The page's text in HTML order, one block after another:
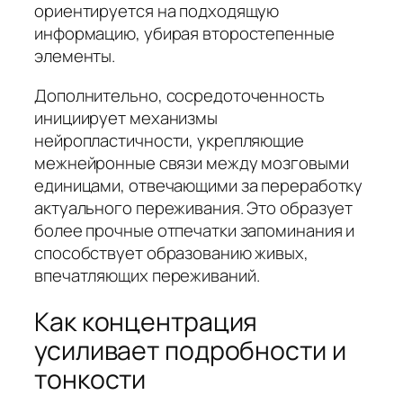
ориентируется на подходящую
информацию, убирая второстепенные
элементы.
Дополнительно, сосредоточенность
инициирует механизмы
нейропластичности, укрепляющие
межнейронные связи между мозговыми
единицами, отвечающими за переработку
актуального переживания. Это образует
более прочные отпечатки запоминания и
способствует образованию живых,
впечатляющих переживаний.
Как концентрация
усиливает подробности и
тонкости